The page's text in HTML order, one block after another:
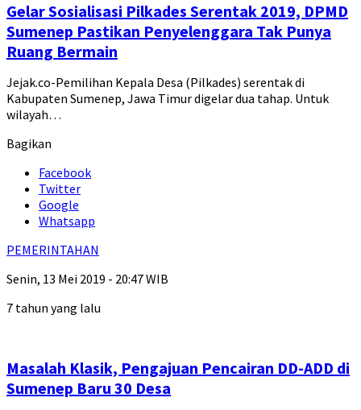
Gelar Sosialisasi Pilkades Serentak 2019, DPMD
Sumenep Pastikan Penyelenggara Tak Punya
Ruang Bermain
Jejak.co-Pemilihan Kepala Desa (Pilkades) serentak di
Kabupaten Sumenep, Jawa Timur digelar dua tahap. Untuk
wilayah…
Bagikan
Facebook
Twitter
Google
Whatsapp
PEMERINTAHAN
Senin, 13 Mei 2019 - 20:47 WIB
7 tahun yang lalu
Masalah Klasik, Pengajuan Pencairan DD-ADD di
Sumenep Baru 30 Desa